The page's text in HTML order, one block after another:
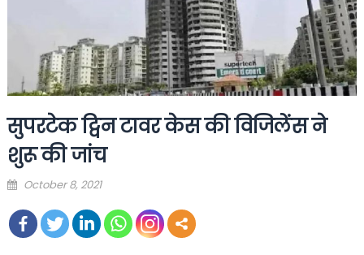
सुपरटेक ट्विन टावर केस की विजिलेंस ने
शुरू की जांच
Posted
October 8, 2021